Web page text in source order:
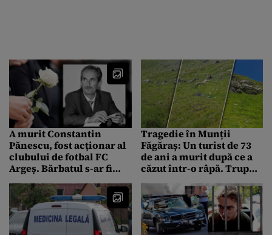
A murit Constantin
Pănescu, fost acționar al
clubului de fotbal FC
Argeș. Bărbatul s-ar fi
curte
Tragedie în Munții
Făgăraș: Un turist de 73
de ani a murit după ce a
căzut într-o râpă. Trupul
recuperat cu elicopterul